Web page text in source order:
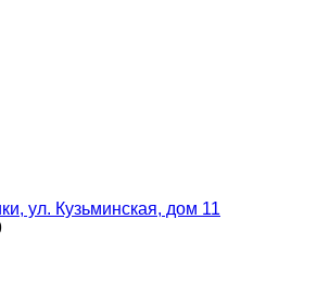
ул. Кузьминская, дом 11